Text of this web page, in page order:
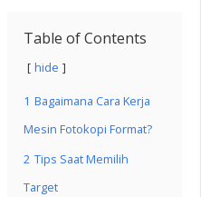
Table of Contents
hide
1 Bagaimana Cara Kerja
Mesin Fotokopi Format?
2 Tips Saat Memilih
Target